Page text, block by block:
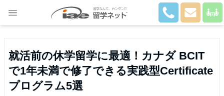
就活前の休学留学に最適！カナダ BCIT
で1年未満で修了できる実践型Certificate
プログラム5選